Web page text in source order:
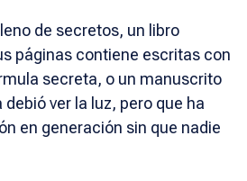
de secretos, un libro
páginas contiene escritas con
secreta, o un manuscrito
ver la luz, pero que ha
en generación sin que nadie